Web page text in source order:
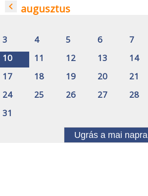
navigate_before augusztus
3
4 5 6 7
10
11 12 13 14
17
18 19 20 21
24
25 26 27 28
31
Ugrás a mai napra